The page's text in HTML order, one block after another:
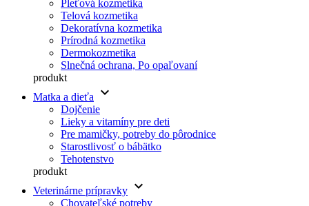
Pleťová kozmetika
Telová kozmetika
Dekoratívna kozmetika
Prírodná kozmetika
Dermokozmetika
Slnečná ochrana, Po opaľovaní
produkt
Matka a dieťa
keyboard_arrow_down
Dojčenie
Lieky a vitamíny pre deti
Pre mamičky, potreby do pôrodnice
Starostlivosť o bábätko
Tehotenstvo
produkt
Veterinárne prípravky keyboard_arrow_down
Chovateľské potreby